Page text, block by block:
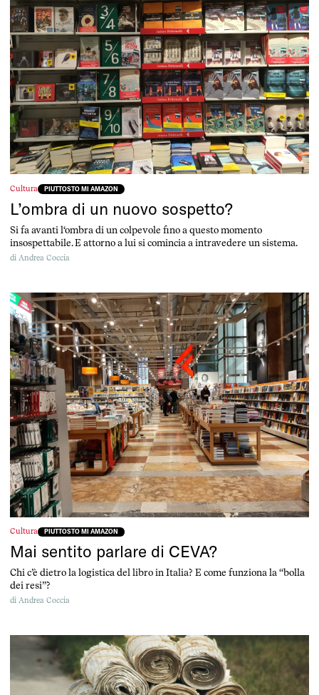
Cultura PIUTTOSTO MI AMAZON
L’ombra di un nuovo sospetto?
Si fa avanti l‘ombra di un colpevole fino a questo momento
insospettabile. E attorno a lui si comincia a intravedere un sistema.
di Andrea Coccia
Cultura PIUTTOSTO MI AMAZON
Mai sentito parlare di CEVA?
Chi c’è dietro la logistica del libro in Italia? E come funziona la “bolla
dei resi”?
di Andrea Coccia